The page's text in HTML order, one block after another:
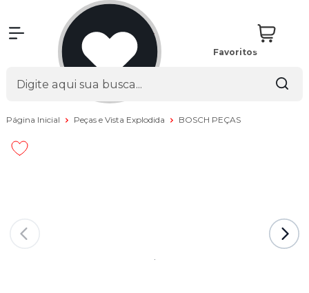
Favoritos
Página Inicial Peças e Vista Explodida BOSCH PEÇAS